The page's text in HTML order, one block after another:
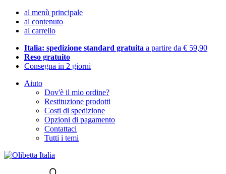
al menù principale
al contenuto
al carrello
Italia: spedizione standard gratuita a partire da € 59,90
Reso gratuito
Consegna in 2 giorni
Aiuto
Dov'è il mio ordine?
Restituzione prodotti
Costi di spedizione
Opzioni di pagamento
Contattaci
Tutti i temi